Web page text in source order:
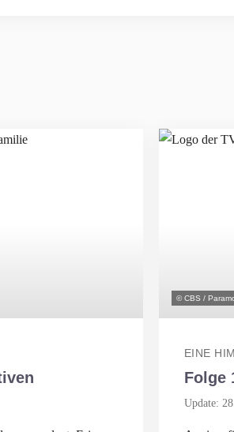
© CBS /
EINE
Folge
Update: